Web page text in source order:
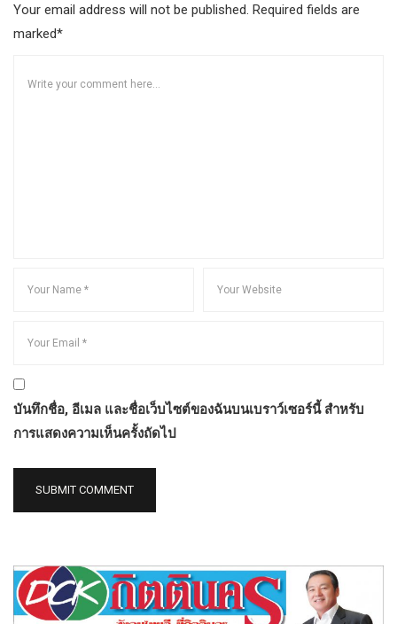
Your email address will not be published. Required fields are
marked*
บันทึกชื่อ, อีเมล และชื่อเว็บไซต์ของฉันบนเบราว์เซอร์นี้ สำหรับ
การแสดงความเห็นครั้งถัดไป